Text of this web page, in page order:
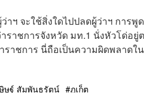
าฯ จะใช้สิ่งใดไปปลดผู้ว่าฯ การพู
าชการจังหวัด มท.1 นั่งหัวโด่อยู่
ราชการ นี่ถือเป็นความผิดพลาดใ
ษฐ์ สัมพันธรัตน์ ภูเก็ต